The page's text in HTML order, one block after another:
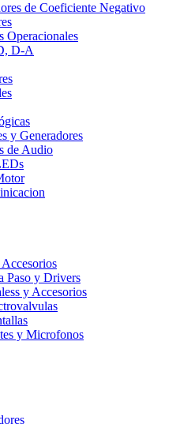
de Coeficiente Negativo
Operacionales
D-A
y Generadores
de Audio
Paso y Drivers
y Accesorios
y Microfonos